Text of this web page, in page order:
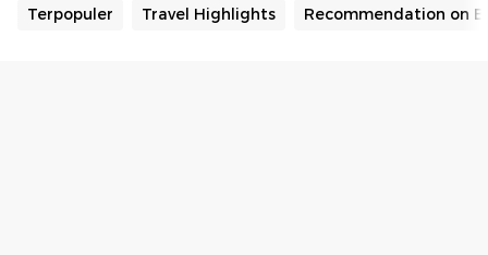
Terpopuler Travel Highlights Recommendation on